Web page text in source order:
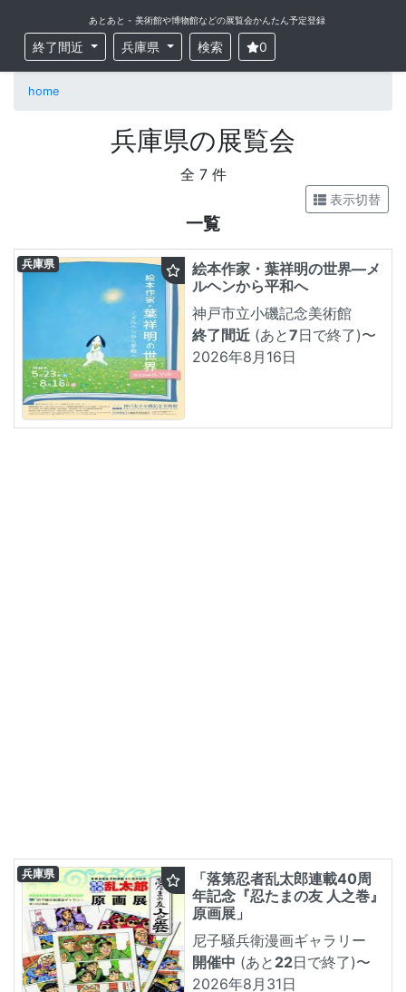
あとあと - 美術館や博物館などの展覧会かんたん予定登録
終了間近 兵庫県 検索 0
home
兵庫県の展覧会
全 7 件
表示切替
一覧
絵本作家・葉祥明の世界―メ
ルヘンから平和へ
神戸市立小磯記念美術館
終了間近 (あと7日で終了)〜
2026年8月16日
兵庫県
「落第忍者乱太郎連載40周
年記念『忍たまの友 人之巻』
原画展」
尼子騒兵衛漫画ギャラリー
開催中 (あと 22日で終了)〜
2026年8月31日
兵庫県